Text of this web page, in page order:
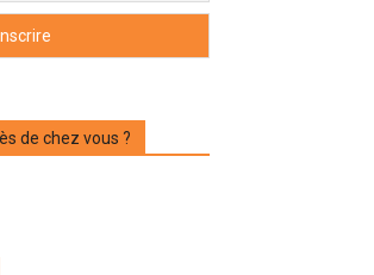
de chez vous ?